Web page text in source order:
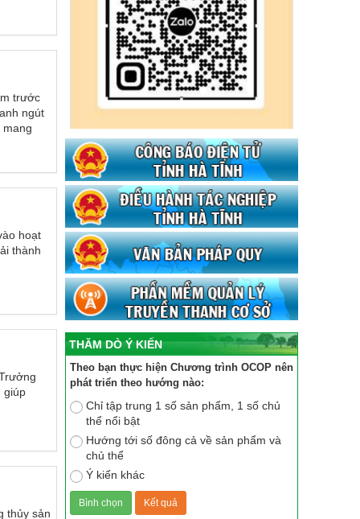
trước
ngút
hoạt
thành
giúp
thủy sản
THĂM DÒ Ý KIẾN
Theo bạn thực hiện Chương trình OCOP nên
phát triển theo hướng nào:
Chỉ tập trung 1 số sản phẩm, 1 số chủ
thể nổi bật
Hướng tới số đông cả về sản phẩm và
chủ thể
Ý kiến khác